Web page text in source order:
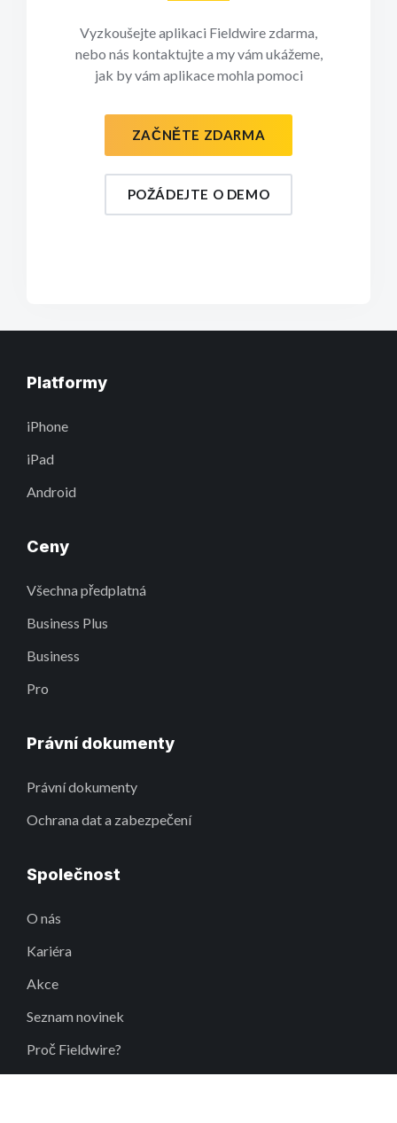
Vyzkoušejte aplikaci Fieldwire zdarma,
nebo nás kontaktujte a my vám ukážeme,
jak by vám aplikace mohla pomoci
ZAČNĚTE ZDARMA
POŽÁDEJTE O DEMO
Platformy
iPhone
iPad
Android
Ceny
Všechna předplatná
Business Plus
Business
Pro
Právní dokumenty
Právní dokumenty
Ochrana dat a zabezpečení
Společnost
O nás
Kariéra
Akce
Seznam novinek
Proč Fieldwire?